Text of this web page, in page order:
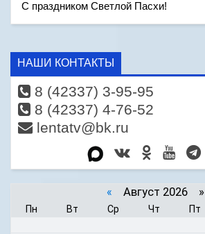
С праздником Светлой Пасхи!
НАШИ КОНТАКТЫ
8 (42337) 3-95-95
8 (42337) 4-76-52
lentatv@bk.ru
« Август 2026 »
Пн Вт Ср Чт Пт